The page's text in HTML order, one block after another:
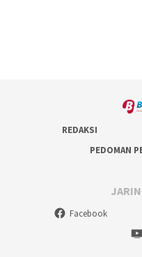
REDAKSI
PEDOMAN
Facebook